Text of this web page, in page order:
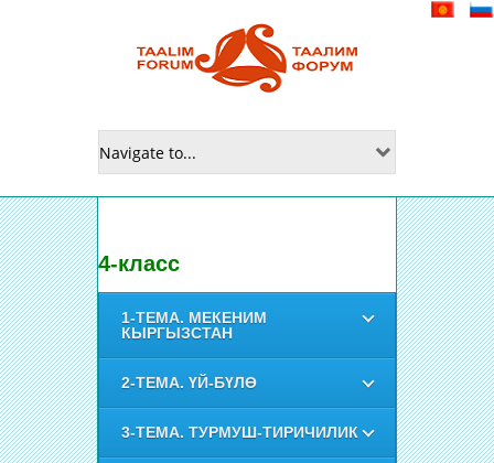
4-класс
1-ТЕМА. МЕКЕНИМ
КЫРГЫЗСТАН
2-ТЕМА. ҮЙ-БҮЛӨ
3-ТЕМА. ТУРМУШ-ТИРИЧИЛИК